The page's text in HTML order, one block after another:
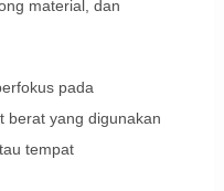
material, dan
pada
berat yang digunakan
tempat